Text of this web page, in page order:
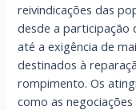
reivindicações das
desde a participação
até a exigência de
destinados à
rompimento. Os
como as